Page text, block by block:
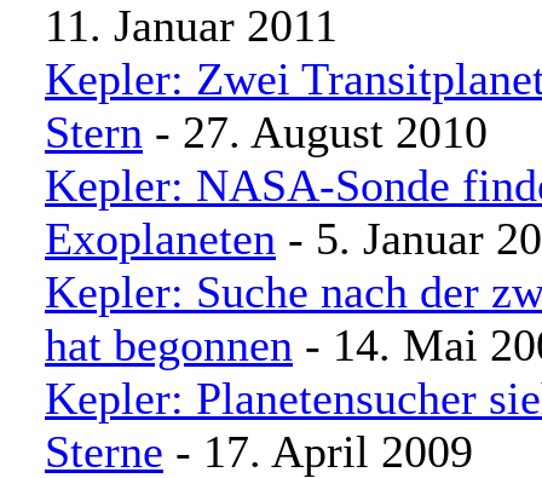
11. Januar 2011
Kepler: Zwei
Stern - 27. August 2010
Kepler: NASA-Sonde
Exoplaneten - 5. Januar
Kepler: Suche nach der
hat begonnen - 14. Mai
Kepler: Planetensucher
Sterne - 17. April 2009